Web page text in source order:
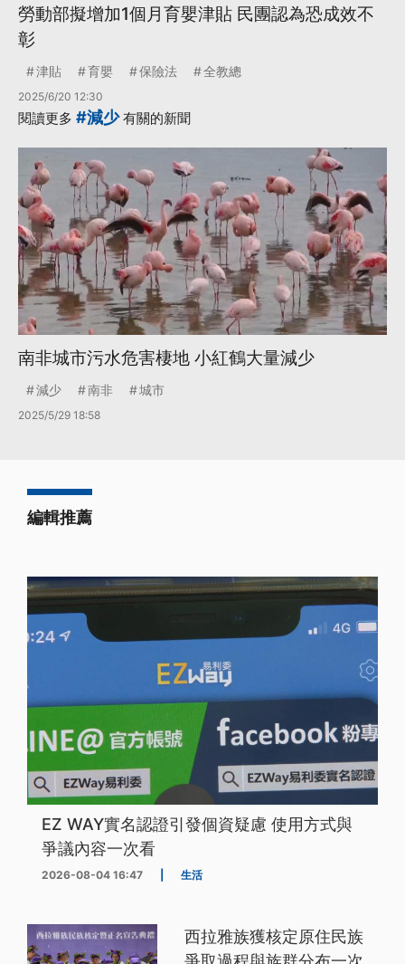
勞動部擬增加1個月育嬰津貼 民團認為恐成效不
彰
津貼 育嬰 保險法 全教總
2025/6/20 12:30
閱讀更多 #減少有關的新聞
南非城市污水危害棲地 小紅鶴大量減少
減少 南非 城市
2025/5/29 18:58
編輯推薦
EZ WAY實名認證引發個資疑慮 使用方式與
爭議內容一次看
2026-08-04 16:47 生活
西拉雅族獲核定原住民族